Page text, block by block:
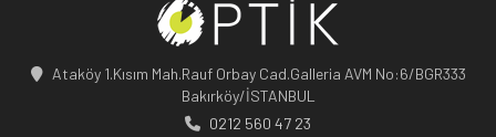
Ataköy 1.Kısım Mah.Rauf Orbay Cad.Galleria AVM No:6/BGR333
Bakırköy/İSTANBUL
0212 560 47 23